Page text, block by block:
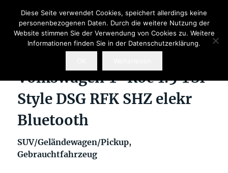
Volkswagen T-Roc 1.5 TSI
Style DSG RFK SHZ elekr
Bluetooth
SUV/Geländewagen/Pickup,
Gebrauchtfahrzeug
Diese Seite verwendet Cookies, speichert allerdings keine
personenbezogenen Daten. Durch die weitere Nutzung der
Website stimmen Sie der Verwendung von Cookies zu. Weitere
Informationen finden Sie in der Datenschutzerklärung.